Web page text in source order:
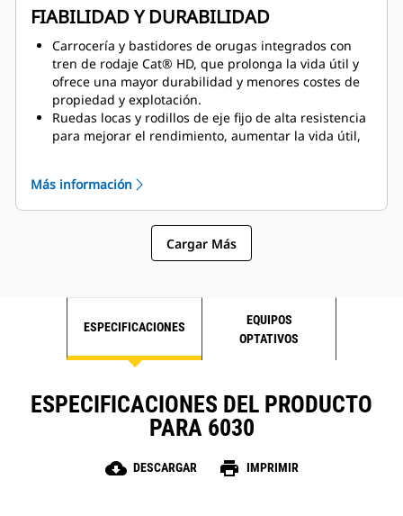
hidráulicos en la cabina ni en el módulo de la
cabina.
Asiento acolchado neumáticamente, multiajustable y
calefactado, además de asiento auxiliar de
entrenador con cinturón de seguridad retráctil.
FIABILIDAD Y DURABILIDAD
Carrocería y bastidores de orugas integrados con
tren de rodaje Cat® HD, que prolonga la vida útil y
ofrece una mayor durabilidad y menores costes de
propiedad y explotación.
Ruedas locas y rodillos de eje fijo de alta resistencia
para mejorar el rendimiento, aumentar la vida útil,
reducir el mantenimiento.
Grupo de cadenas de alta resistencia, que soporta
cargas de campo elevadas, y desgaste reducido de
la extensión de paso, lo que aumenta la vida útil de
las cadenas entre un 20 % y un 40 %.
condiciones de excavación más duras, con acero de
alta resistencia, fundiciones pesadas en los puntos
de pivote de los implementos y plumas y balancines
liberados de tensiones tras la soldadura.
Más información
Cargar Más
ESPECIFICACIONES
EQUIPOS
OPTATIVOS
ESPECIFICACIONES DEL PRODUCTO
PARA 6030
cloud_download DESCARGAR print IMPRIMIR